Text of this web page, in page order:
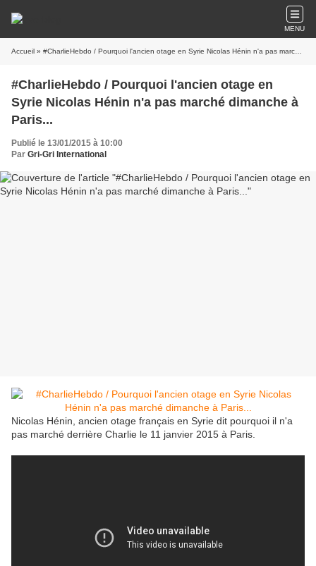
MENU
Accueil » #CharlieHebdo / Pourquoi l'ancien otage en Syrie Nicolas Hénin n'a pas marché dimanche à Paris...
#CharlieHebdo / Pourquoi l'ancien otage en
Syrie Nicolas Hénin n'a pas marché dimanche à
Paris...
Publié le 13/01/2015 à 10:00
Par Gri-Gri International
Nicolas Hénin, ancien otage français en Syrie dit pourquoi il n'a
pas marché derrière Charlie le 11 janvier 2015 à Paris.